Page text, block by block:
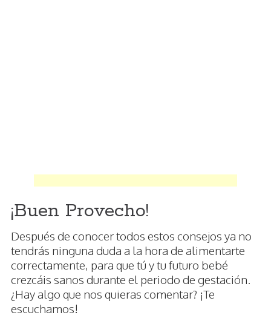
¡Buen Provecho!
Después de conocer todos estos consejos ya no
tendrás ninguna duda a la hora de alimentarte
correctamente, para que tú y tu futuro bebé
crezcáis sanos durante el periodo de gestación.
¿Hay algo que nos quieras comentar? ¡Te
escuchamos!